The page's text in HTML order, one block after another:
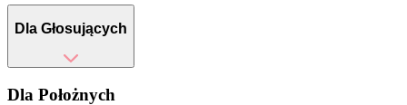
Dla Głosujących
Dla Położnych